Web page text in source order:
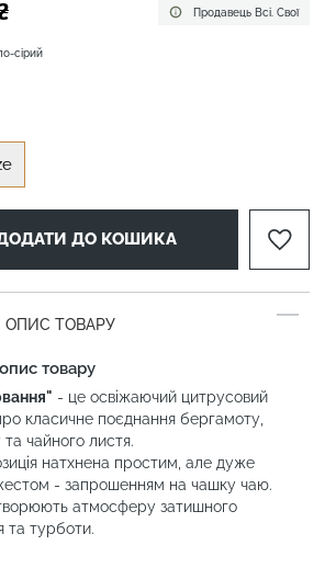
Продавець Всі. Свої
сірий
ДО КОШИКА
ОПИС ТОВАРУ
товару
- це освіжаючий цитрусовий
класичне поєднання бергамоту,
чайного листя.
натхнена простим, але дуже
- запрошенням на чашку чаю.
атмосферу затишного
та турботи.